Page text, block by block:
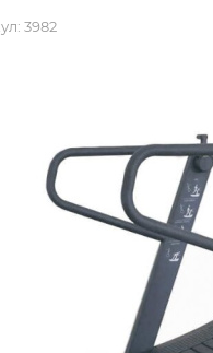
3982